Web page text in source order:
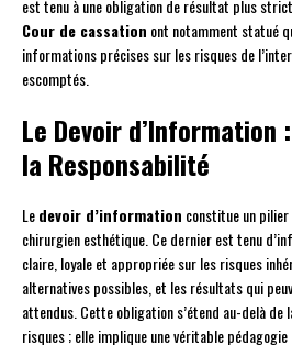
est tenu à une obligation de résultat plus
Cour de cassation ont notamment statué
informations précises sur les risques de
escomptés.
Le Devoir d’Information
la Responsabilité
Ledevoir d’information constitue un
chirurgien esthétique. Ce dernier est tenu
claire, loyale et appropriée sur les risques
alternatives possibles, et les résultats qui
attendus. Cette obligation s’étend au-delà de
risques ; elle implique une véritable